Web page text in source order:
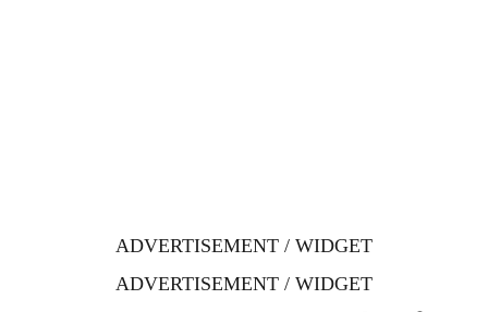
ADVERTISEMENT / WIDGET
ADVERTISEMENT / WIDGET